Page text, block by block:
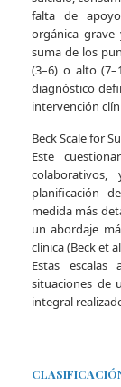
falta de
orgánica grave
suma de los
(3–6) o alto
diagnóstico
intervención
Beck Scale for
Este
planificación
medida más
un abordaje
clínica (Beck et
Estas
situaciones de
integral